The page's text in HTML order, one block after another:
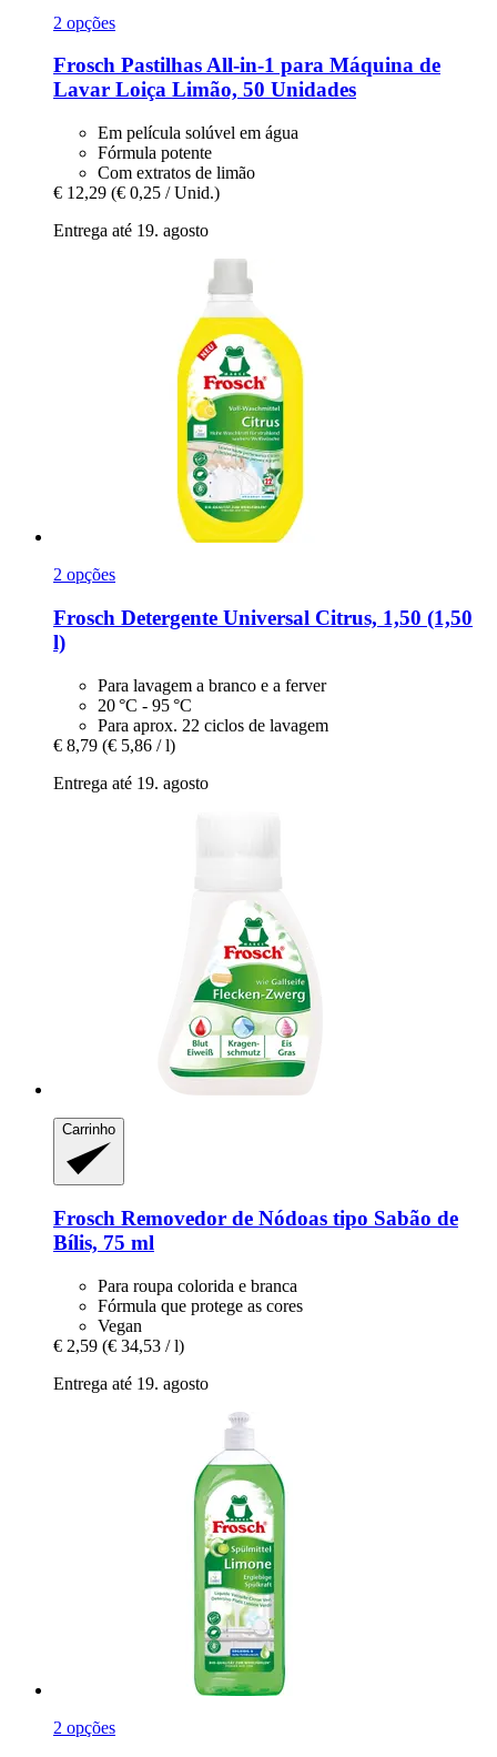
2 opções
Frosch Pastilhas All-​in-​1 para Máquina de
Lavar Loiça Limão, 50 Unidades
Em película solúvel em água
Fórmula potente
Com extratos de limão
€ 12,29 (€ 0,25 / Unid.)
Entrega até 19. agosto
2 opções
Frosch Detergente Universal Citrus, 1,50 (1,50
l)
Para lavagem a branco e a ferver
20 °C - 95 °C
Para aprox. 22 ciclos de lavagem
€ 8,79 (€ 5,86 / l)
Entrega até 19. agosto
Carrinho
Frosch Removedor de Nódoas tipo Sabão de
Bílis, 75 ml
Para roupa colorida e branca
Fórmula que protege as cores
Vegan
€ 2,59 (€ 34,53 / l)
Entrega até 19. agosto
2 opções